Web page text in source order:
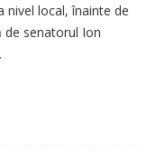
nivel local, înainte de
de senatorul Ion